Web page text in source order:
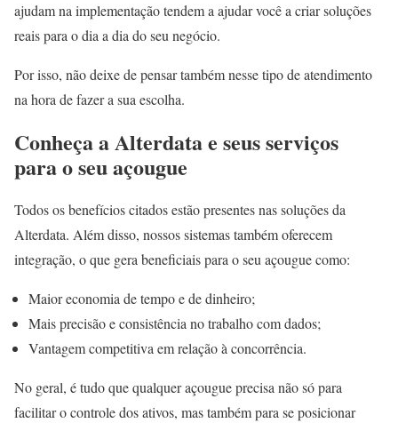
ajudam na implementação tendem a ajudar você a criar soluções
reais para o dia a dia do seu negócio.
Por isso, não deixe de pensar também nesse tipo de atendimento
na hora de fazer a sua escolha.
Conheça a Alterdata e seus serviços
para o seu açougue
Todos os benefícios citados estão presentes nas soluções da
Alterdata. Além disso, nossos sistemas também oferecem
integração, o que gera beneficiais para o seu açougue como:
Maior economia de tempo e de dinheiro;
Mais precisão e consistência no trabalho com dados;
Vantagem competitiva em relação à concorrência.
No geral, é tudo que qualquer açougue precisa não só para
facilitar o controle dos ativos, mas também para se posicionar